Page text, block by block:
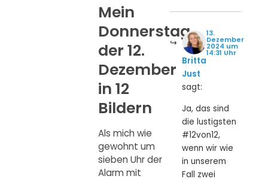
Mein
Donnerstag,
der 12.
Dezember
in 12
Bildern
Als mich wie
gewohnt um
sieben Uhr der
Alarm mit
Britta
Just
sagt:
13.
Dezember
2024 um
14:31 Uhr
Ja, das sind
die lustigsten
#12von12,
wenn wir wie
in unserem
Fall zwei